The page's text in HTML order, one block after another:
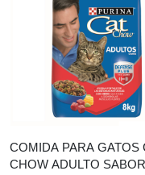
COMIDA PARA GATOS
CHOW ADULTO SABOR